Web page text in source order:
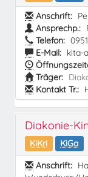
Anschrift:
Ansprechp.:
Telefon:
E-Mail: kita-
Träger:
Kontakt Tr.:
Diakonie-
KiKri
KiGa
Anschrift: